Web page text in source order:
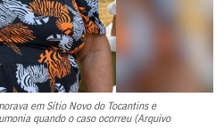
em Sítio Novo do Tocantins e
quando o caso ocorreu (Arquivo